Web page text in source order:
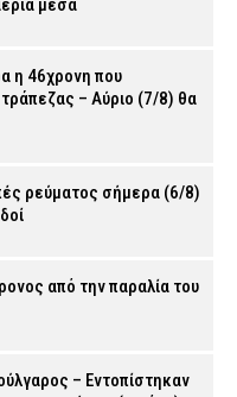
μέσα
η 46χρονη που
– Αύριο (7/8) θα
ρεύματος σήμερα (6/8)
από την παραλία του
– Εντοπίστηκαν